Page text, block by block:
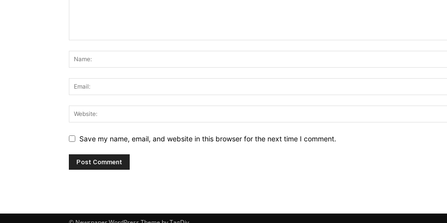
Save my name, email, and website in this browser for the next time I comment.